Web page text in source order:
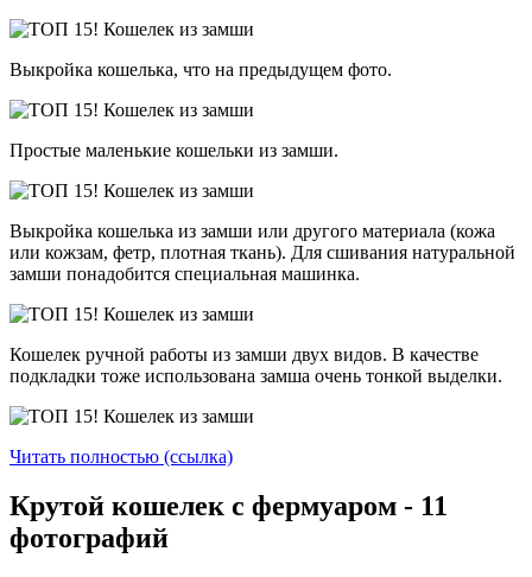
Выкройка кошелька, что на предыдущем фото.
Простые маленькие кошельки из замши.
Выкройка кошелька из замши или другого материала (кожа
или кожзам, фетр, плотная ткань). Для сшивания натуральной
замши понадобится специальная машинка.
Кошелек ручной работы из замши двух видов. В качестве
подкладки тоже использована замша очень тонкой выделки.
Читать полностью (ссылка)
Крутой кошелек с фермуаром - 11
фотографий